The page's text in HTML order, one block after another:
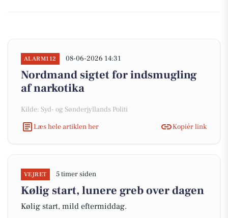
ALARM112 08-06-2026 14:31
Nordmand sigtet for indsmugling
af narkotika
Kilde: Syd- og Sønderjyllands Politi
Læs hele artiklen her
Kopiér link
VEJRET 5 timer siden
Kølig start, lunere greb over dagen
Kølig start, mild eftermiddag.